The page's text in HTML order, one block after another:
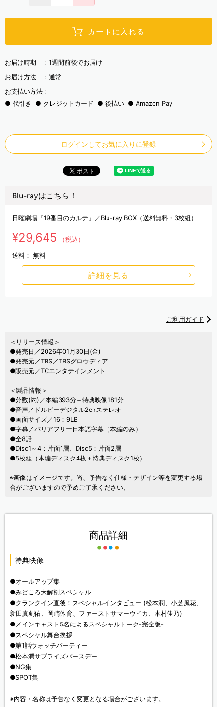
カートに入れる
お届け時期 ： 1週間前後でお届け
お届け方法 ： 通常
お支払い方法：
代引き
クレジットカード 後払い Amazon Pay
ログインしてお気に入りに登録
Blu-rayはこちら！
日曜劇場『19番目のカルテ』／Blu-ray BOX（送料無料・3枚組）
¥29,645 （税込）
送料： 無料
詳細を見る
ご利用ガイド
＜リリース情報＞
●発売日／2026年01月30日(金)
●発売元／TBS／TBSグロウディア
●販売元／TCエンタテインメント
＜製品情報＞
●分数(約)／本編393分＋特典映像181分
●音声／ドルビーデジタル2chステレオ
●画面サイズ／16：9LB
●字幕／バリアフリー日本語字幕（本編のみ）
●全8話
●Disc1～4：片面1層、Disc5：片面2層
●5枚組（本編ディスク4枚＋特典ディスク1枚）
※画像はイメージです。尚、予告なく仕様・デザイン等を変更する場
合がございますので予めご了承ください。
商品詳細
特典映像
●オールアップ集
●みどころ大解剖スペシャル
●クランクイン直後！スペシャルインタビュー (松本潤、小芝風花、
新田真剣佑、岡崎体育、ファーストサマーウイカ、木村佳乃)
●メインキャスト5名によるスペシャルトーク-完全版-
●スペシャル舞台挨拶
●第1話ウォッチパーティー
●松本潤サプライズバースデー
●NG集
●SPOT集
※内容・名称は予告なく変更となる場合がございます。